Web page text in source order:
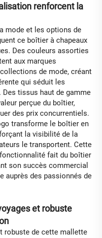
renforcent la
mode et les options de
ce boîtier à chapeaux
Des couleurs assorties
aux marques
de mode, créant
qui séduit les
tissus haut de gamme
perçue du boîtier,
des prix concurrentiels.
transforme le boîtier en
la visibilité de la
le transportent. Cette
fait du boîtier
son succès commercial
auprès des passionnés de
et robuste
robuste de cette mallette